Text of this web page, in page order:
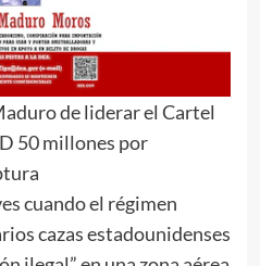
de liderar el Cartel
50 millones por
cuando el régimen
cazas estadounidenses